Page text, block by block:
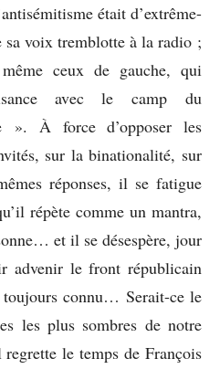
était d’extrême-
voix tremblotte à la radio ;
ceux de gauche, qui
avec le camp du
». À force d’opposer les
sur la binationalité, sur
réponses, il se fatigue
répète comme un mantra,
et il se désespère, jour
advenir le front républicain
connu… Serait-ce le
les plus sombres de notre
le temps de François